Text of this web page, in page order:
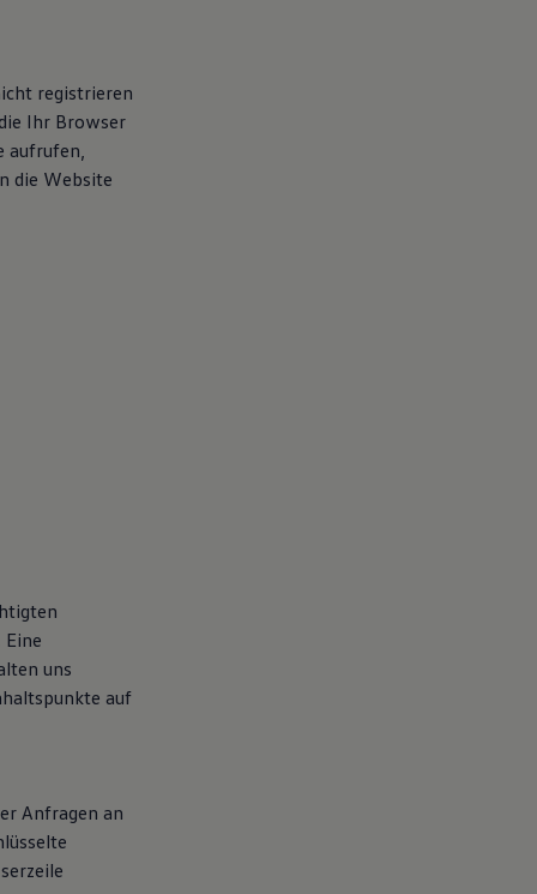
registrieren
Ihr Browser
aufrufen,
die Website
uns
auf
Anfragen an